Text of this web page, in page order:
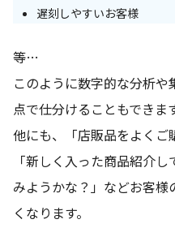
遅刻しやすいお客様
等…
このように数字的な分析
点で仕分けることもできま
他にも、「店販品をよくご
「新しく入った商品紹介
みようかな？」などお客
くなります。